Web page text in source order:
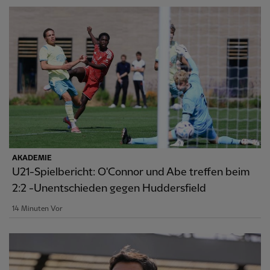
AKADEMIE
U21-Spielbericht: O'Connor und Abe treffen beim
2:2 -Unentschieden gegen Huddersfield
14 Minuten Vor